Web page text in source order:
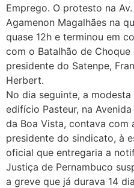
Emprego. O protesto na Av.
Agamenon Magalhães na
quase 12h e terminou em
com o Batalhão de
presidente do Satenpe,
Herbert.
No dia seguinte, a
edifício Pasteur, na
da Boa Vista, contava com
presidente do sindicato, à
oficial que entregaria a
Justiça de Pernambuco
a greve que já durava 14